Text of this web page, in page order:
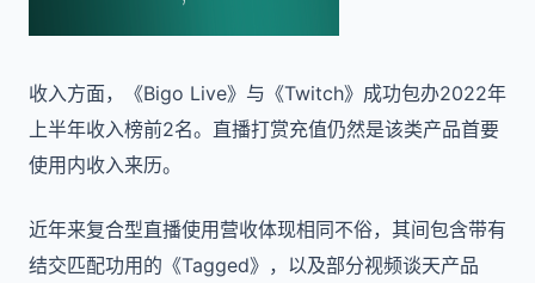
收入方面，《Bigo Live》与《Twitch》成功包办2022年
上半年收入榜前2名。直播打赏充值仍然是该类产品首要
使用内收入来历。
近年来复合型直播使用营收体现相同不俗，其间包含带有
结交匹配功用的《Tagged》，以及部分视频谈天产品